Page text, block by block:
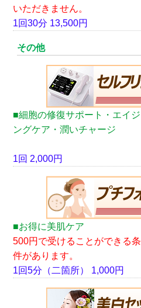
いただきません。
1回30分 13,500円
その他
■細胞の修復サポート・エイジ
ングケア・潤いチャージ
1回 2,000円
■お得に美肌ケア
500円で受けることができる条
件があります。
1回5分（二箇所） 1,000円